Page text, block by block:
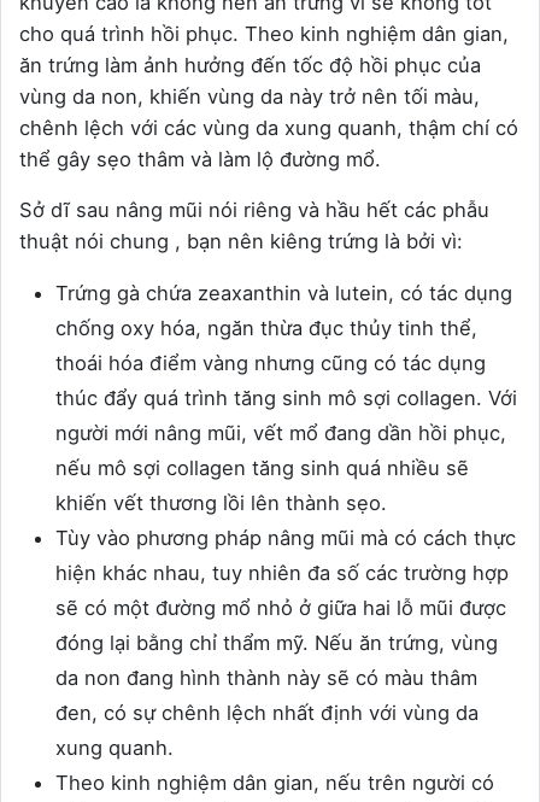
cho quá trình hồi phục. Theo kinh nghiệm dân gian,
ăn trứng làm ảnh hưởng đến tốc độ hồi phục của
vùng da non, khiến vùng da này trở nên tối màu,
chênh lệch với các vùng da xung quanh, thậm chí có
thể gây sẹo thâm và làm lộ đường mổ.
Sở dĩ sau nâng mũi nói riêng và hầu hết các phẫu
thuật nói chung , bạn nên kiêng trứng là bởi vì:
Trứng gà chứa zeaxanthin và lutein, có tác dụng
chống oxy hóa, ngăn thừa đục thủy tinh thể,
thoái hóa điểm vàng nhưng cũng có tác dụng
thúc đẩy quá trình tăng sinh mô sợi collagen. Với
người mới nâng mũi, vết mổ đang dần hồi phục,
nếu mô sợi collagen tăng sinh quá nhiều sẽ
khiến vết thương lồi lên thành sẹo.
Tùy vào phương pháp nâng mũi mà có cách thực
hiện khác nhau, tuy nhiên đa số các trường hợp
sẽ có một đường mổ nhỏ ở giữa hai lỗ mũi được
đóng lại bằng chỉ thẩm mỹ. Nếu ăn trứng, vùng
da non đang hình thành này sẽ có màu thâm
đen, có sự chênh lệch nhất định với vùng da
xung quanh.
Theo kinh nghiệm dân gian, nếu trên người có